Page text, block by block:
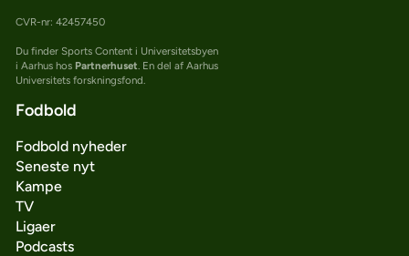
CVR-nr: 42457450
Du finder Sports Content i Universitetsbyen
i Aarhus hos Partnerhuset. En del af Aarhus
Universitets forskningsfond.
Fodbold
Fodbold nyheder
Seneste nyt
Kampe
TV
Ligaer
Podcasts